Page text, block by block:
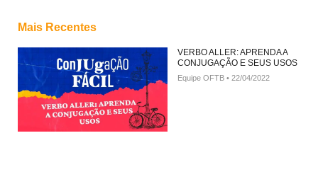
Mais Recentes
VERBO ALLER: APRENDA A
CONJUGAÇÃO E SEUS USOS
Equipe OFTB 22/04/2022